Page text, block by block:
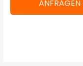
ANFRAGEN